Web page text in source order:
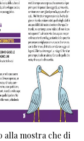
alla mostra che di